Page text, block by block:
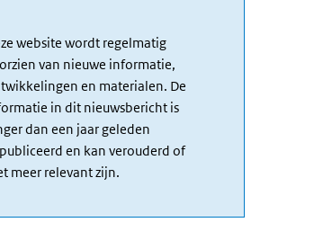
website wordt regelmatig
van nieuwe informatie,
en materialen. De
in dit nieuwsbericht is
dan een jaar geleden
en kan verouderd of
meer relevant zijn.